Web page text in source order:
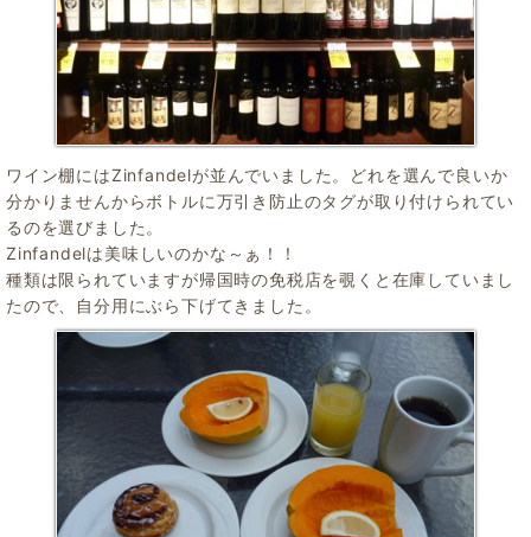
ワイン棚にはZinfandelが並んでいました。どれを選んで良いか
分かりませんからボトルに万引き防止のタグが取り付けられてい
るのを選びました。
Zinfandelは美味しいのかな～ぁ！！
種類は限られていますが帰国時の免税店を覗くと在庫していまし
たので、自分用にぶら下げてきました。